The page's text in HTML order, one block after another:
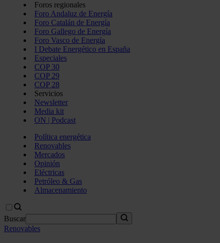
Foros regionales
Foro Andaluz de Energía
Foro Catalán de Energía
Foro Gallego de Energía
Foro Vasco de Energía
I Debate Energético en España
Especiales
COP 30
COP 29
COP 28
Servicios
Newsletter
Media kit
ON | Podcast
Política energética
Renovables
Mercados
Opinión
Eléctricas
Petróleo & Gas
Almacenamiento
Buscar
Renovables